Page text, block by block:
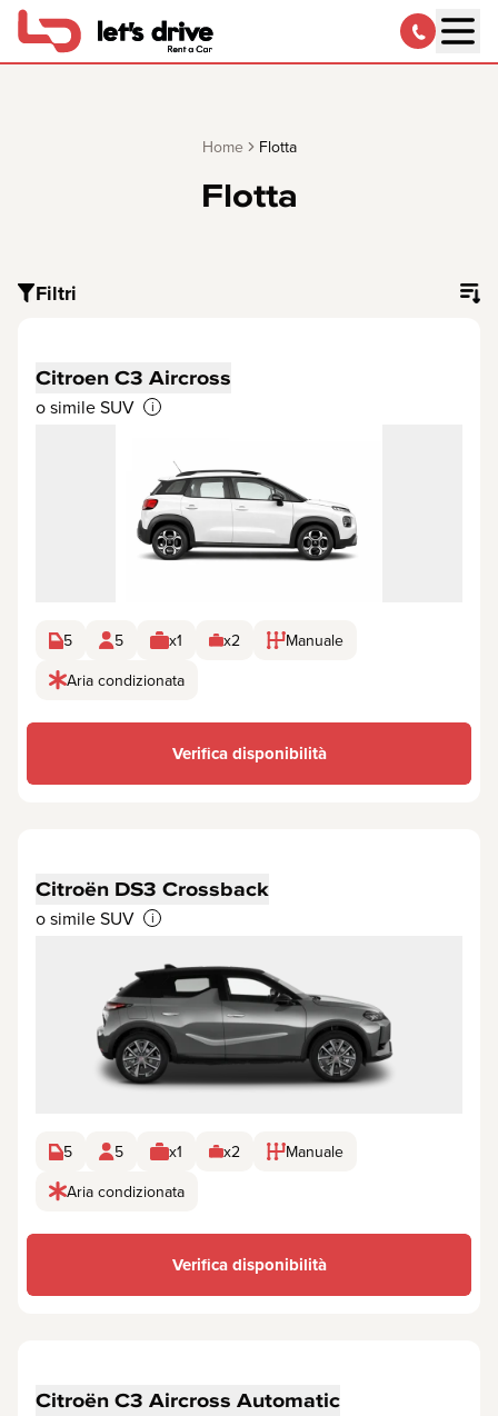
Home Flotta
Flotta
Filtri
Citroen C3 Aircross
o simile SUV i
5 5 x1 x2
Manuale
Aria condizionata
Verifica disponibilità
Citroën DS3 Crossback
o simile SUV i
5 5 x1 x2
Manuale
Aria condizionata
Verifica disponibilità
Citroën C3 Aircross Automatic